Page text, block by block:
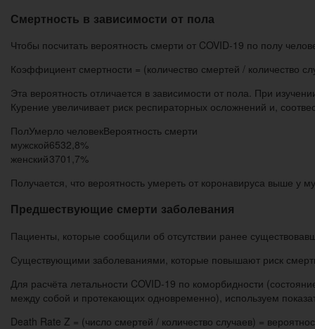
Смертность в зависимости от пола
Чтобы посчитать вероятность смерти от COVID-19 по полу
Коэффициент смертности = (количество смертей / количество
Эта вероятность отличается в зависимости от пола. При
Курение увеличивает риск респираторных осложнений и,
ПолУмерло человекВероятность смерти
мужской6532,8%
женский3701,7%
Получается, что вероятность умереть от коронавируса выше
Предшествующие смерти заболевания
Пациенты, которые сообщили об отсутствии ранее
Существующими заболеваниями, которые повышают риск
Для расчёта летальности COVID-19 по коморбидности
между собой и протекающих одновременно), используем
Death Rate Z = (число смертей / количество случаев) =